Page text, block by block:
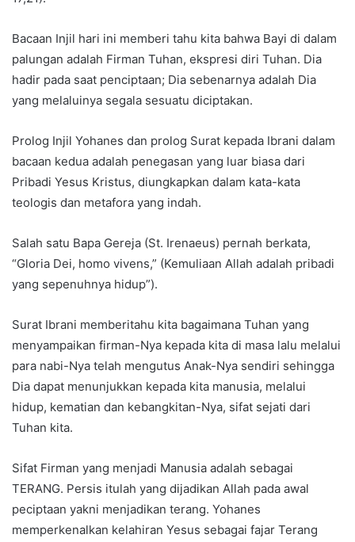
Bacaan Injil hari ini memberi tahu kita bahwa Bayi di dalam
palungan adalah Firman Tuhan, ekspresi diri Tuhan. Dia
hadir pada saat penciptaan; Dia sebenarnya adalah Dia
yang melaluinya segala sesuatu diciptakan.
Prolog Injil Yohanes dan prolog Surat kepada Ibrani dalam
bacaan kedua adalah penegasan yang luar biasa dari
Pribadi Yesus Kristus, diungkapkan dalam kata-kata
teologis dan metafora yang indah.
Salah satu Bapa Gereja (St. Irenaeus) pernah berkata,
“Gloria Dei, homo vivens,” (Kemuliaan Allah adalah pribadi
yang sepenuhnya hidup”).
Surat Ibrani memberitahu kita bagaimana Tuhan yang
menyampaikan firman-Nya kepada kita di masa lalu melalui
para nabi-Nya telah mengutus Anak-Nya sendiri sehingga
Dia dapat menunjukkan kepada kita manusia, melalui
hidup, kematian dan kebangkitan-Nya, sifat sejati dari
Tuhan kita.
Sifat Firman yang menjadi Manusia adalah sebagai
TERANG. Persis itulah yang dijadikan Allah pada awal
peciptaan yakni menjadikan terang. Yohanes
memperkenalkan kelahiran Yesus sebagai fajar Terang